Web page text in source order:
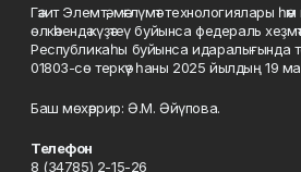
Гәзит Элемтә, мәғлүмәт технологиялары
өлкәһендә күҙәтеү буйынса федераль
Республикаһы буйынса идаралығында
01803-сө теркәү һаны 2025 йылдың 19
Баш мөхәррир: Ә.М. Әйүпова.
Телефон
8 (34785) 2-15-26